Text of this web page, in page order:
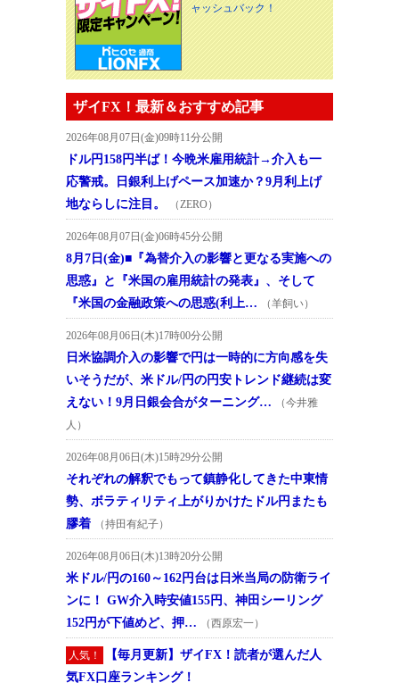
ャッシュバック！
ザイFX！最新＆おすすめ記事
2026年08月07日(金)09時11分公開
ドル円158円半ば！今晩米雇用統計→介入も一
応警戒。日銀利上げペース加速か？9月利上げ
地ならしに注目。
（ZERO）
2026年08月07日(金)06時45分公開
8月7日(金)■『為替介入の影響と更なる実施への
思惑』と『米国の雇用統計の発表』、そして
『米国の金融政策への思惑(利上…
（羊飼い）
2026年08月06日(木)17時00分公開
日米協調介入の影響で円は一時的に方向感を失
いそうだが、米ドル/円の円安トレンド継続は変
えない！9月日銀会合がターニング…
（今井雅
人）
2026年08月06日(木)15時29分公開
それぞれの解釈でもって鎮静化してきた中東情
勢、ボラティリティ上がりかけたドル円またも
膠着
（持田有紀子）
2026年08月06日(木)13時20分公開
米ドル/円の160～162円台は日米当局の防衛ライ
ンに！ GW介入時安値155円、神田シーリング
152円が下値めど、押…
（西原宏一）
人気！
【毎月更新】ザイFX！読者が選んだ人
気FX口座ランキング！